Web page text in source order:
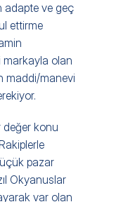
adapte ve geç
ettirme
markayla olan
maddi/manevi
değer konu
pazar
Okyanuslar
var olan